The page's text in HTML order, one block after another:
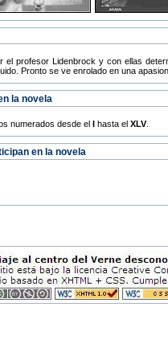
profesor Lidenbrock y con ellas
Pronto se ve enrolado en una
la novela
numerados desde el I hasta el XLV.
en la novela